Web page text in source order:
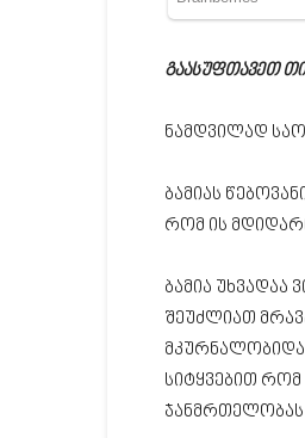
გაასუფთავეთ
ნამდვილად
ბამიას
რომ ის
ბამია უხვადაა
შეუძლიათ
სიტყვებით რომ
ჯანმრთელობას